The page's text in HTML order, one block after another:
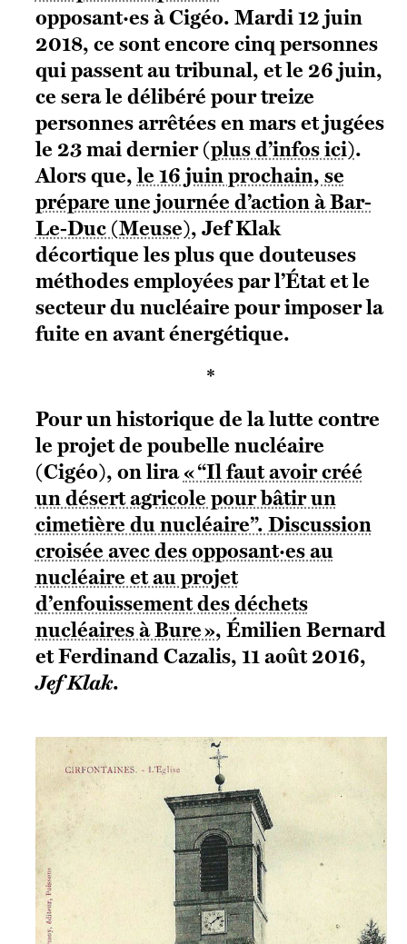
opposant·es à Cigéo. Mardi 12 juin
2018, ce sont encore cinq personnes
qui passent au tribunal, et le 26 juin,
ce sera le délibéré pour treize
personnes arrêtées en mars et jugées
le 23 mai dernier (plus d’infos ici).
Alors que,le 16 juin prochain, se
prépare une journée d’action à Bar-
Le-Duc (Meuse), Jef Klak
décortique les plus que douteuses
méthodes employées par l’État et le
secteur du nucléaire pour imposer la
fuite en avant énergétique.
*
Pour un historique de la lutte contre
le projet de poubelle nucléaire
(Cigéo), on lira« “Il faut avoir créé
un désert agricole pour bâtir un
cimetière du nucléaire”. Discussion
croisée avec des opposant·es au
nucléaire et au projet
d’enfouissement des déchets
nucléaires à Bure », Émilien Bernard
et Ferdinand Cazalis, 11 août 2016,
Jef Klak.